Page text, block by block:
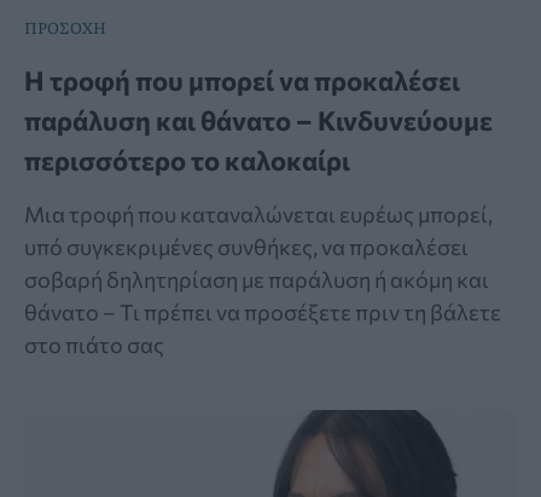
ΠΡΟΣΟΧΗ
Η τροφή που μπορεί να προκαλέσει
παράλυση και θάνατο – Κινδυνεύουμε
περισσότερο το καλοκαίρι
Μια τροφή που καταναλώνεται ευρέως μπορεί,
υπό συγκεκριμένες συνθήκες, να προκαλέσει
σοβαρή δηλητηρίαση με παράλυση ή ακόμη και
θάνατο – Τι πρέπει να προσέξετε πριν τη βάλετε
στο πιάτο σας